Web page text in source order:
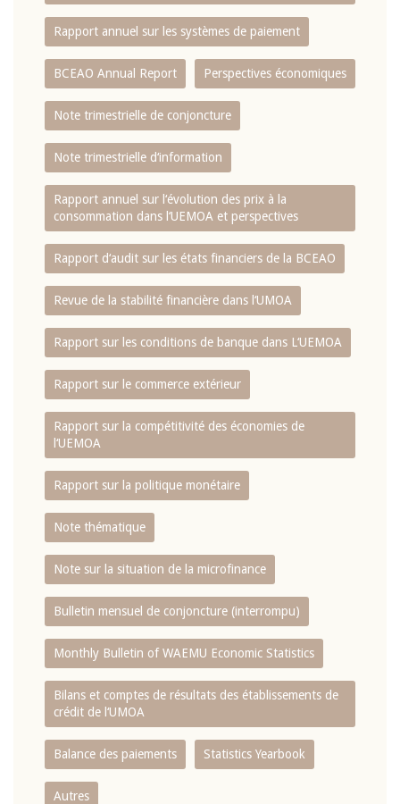
Rapport annuel sur les systèmes de paiement
BCEAO Annual Report Perspectives économiques
Note trimestrielle de conjoncture
Note trimestrielle d‘information
Rapport annuel sur l‘évolution des prix à la
consommation dans l‘UEMOA et perspectives
Rapport d‘audit sur les états financiers de la BCEAO
Revue de la stabilité financière dans l‘UMOA
Rapport sur les conditions de banque dans L‘UEMOA
Rapport sur le commerce extérieur
Rapport sur la compétitivité des économies de
l‘UEMOA
Rapport sur la politique monétaire
Note thématique
Note sur la situation de la microfinance
Bulletin mensuel de conjoncture (interrompu)
Monthly Bulletin of WAEMU Economic Statistics
Bilans et comptes de résultats des établissements de
crédit de l‘UMOA
Balance des paiements Statistics Yearbook
Autres